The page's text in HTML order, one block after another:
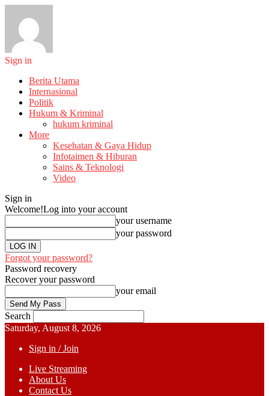
Sign in
Berita Utama
Internasional
Politik
Hukum & Kriminal
hukum kriminal
More
Kesehatan & Gaya Hidup
Infotaimen & Hiburan
Sains & Teknologi
Video
Sign in
Welcome!Log into your account
your username
your password
Forgot your password?
Password recovery
Recover your password
your email
Search
Saturday, August 8, 2026
Sign in / Join
Live Streaming
About Us
Contact Us